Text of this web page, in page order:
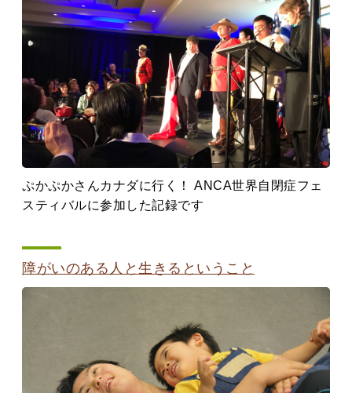
ぷかぷかさんカナダに行く！ ANCA世界自閉症フェ
スティバルに参加した記録です
障がいのある人と生きるということ